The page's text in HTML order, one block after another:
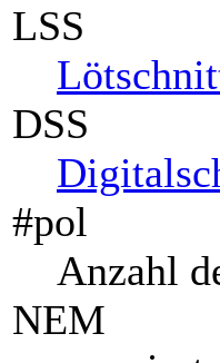
LSS
DSS
#pol
Anzahl
NEM